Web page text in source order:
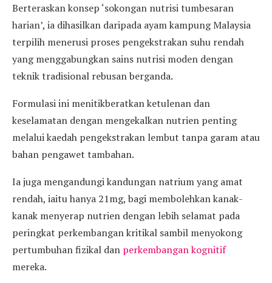
Berteraskan konsep ‘sokongan nutrisi tumbesaran
harian’, ia dihasilkan daripada ayam kampung Malaysia
terpilih menerusi proses pengekstrakan suhu rendah
yang menggabungkan sains nutrisi moden dengan
teknik tradisional rebusan berganda.
Formulasi ini menitikberatkan ketulenan dan
keselamatan dengan mengekalkan nutrien penting
melalui kaedah pengekstrakan lembut tanpa garam atau
bahan pengawet tambahan.
Ia juga mengandungi kandungan natrium yang amat
rendah, iaitu hanya 21mg, bagi membolehkan kanak-
kanak menyerap nutrien dengan lebih selamat pada
peringkat perkembangan kritikal sambil menyokong
pertumbuhan fizikal dan perkembangan kognitif
mereka.